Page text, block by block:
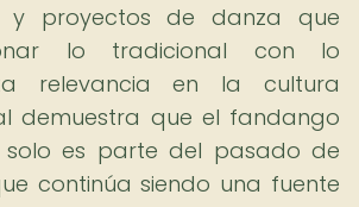
y proyectos de danza que
lo tradicional con lo
relevancia en la cultura
demuestra que el fandango
solo es parte del pasado de
continúa siendo una fuente